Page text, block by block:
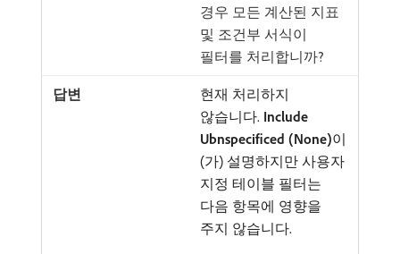
경우 모든 계산된 지표
및 조건부 서식이
필터를 처리합니까?
현재 처리하지
않습니다. Include
Ubnspecificed (None)​이
(가) 설명하지만 사용자
지정 테이블 필터는
다음 항목에 영향을
주지 않습니다.